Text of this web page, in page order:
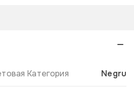
Категория Negru